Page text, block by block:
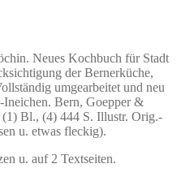
Neues Kochbuch für Stadt
der Bernerküche,
umgearbeitet und neu
Ineichen. Bern, Goepper &
Bl., (4) 444 S. Illustr. Orig.-
u. etwas fleckig).
u. auf 2 Textseiten.